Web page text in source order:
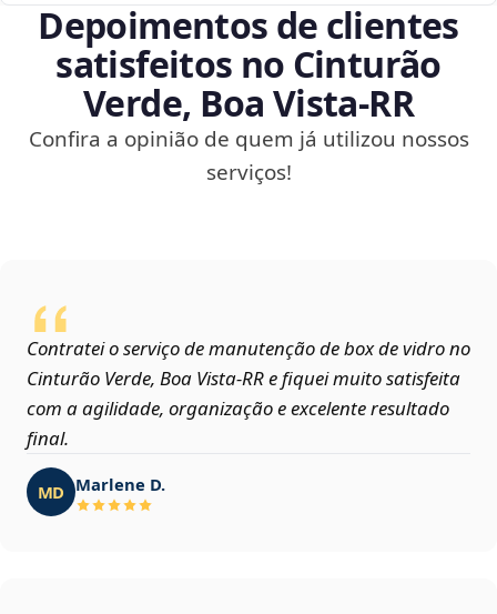
Depoimentos de clientes
satisfeitos no Cinturão
Verde, Boa Vista‑RR
Confira a opinião de quem já utilizou nossos
serviços!
Contratei o serviço de manutenção de box de vidro no
Cinturão Verde, Boa Vista‑RR e fiquei muito satisfeita
com a agilidade, organização e excelente resultado
final.
MD Marlene D.